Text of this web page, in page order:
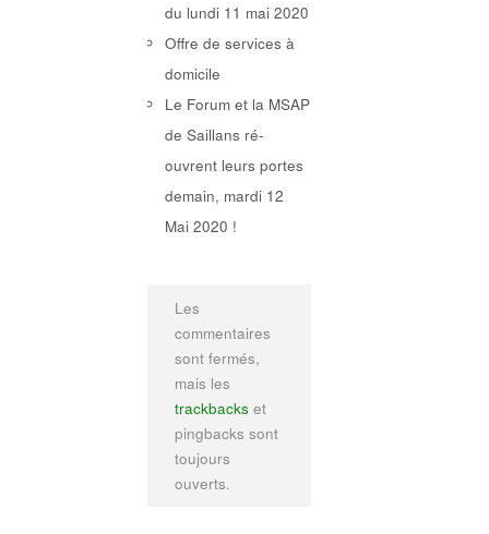
du lundi 11 mai 2020
Offre de services à
domicile
Le Forum et la MSAP
de Saillans ré-
ouvrent leurs portes
demain, mardi 12
Mai 2020 !
Les
commentaires
sont fermés,
mais les
trackbacks et
pingbacks sont
toujours
ouverts.